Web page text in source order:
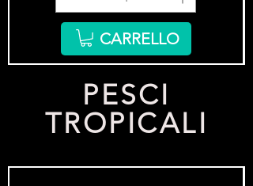
CARRELLO
PESCI
TROPICALI